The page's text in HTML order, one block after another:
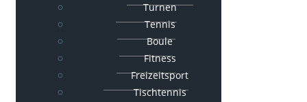
Turnen
Tennis
Boule
Fitness
Freizeitsport
Tischtennis